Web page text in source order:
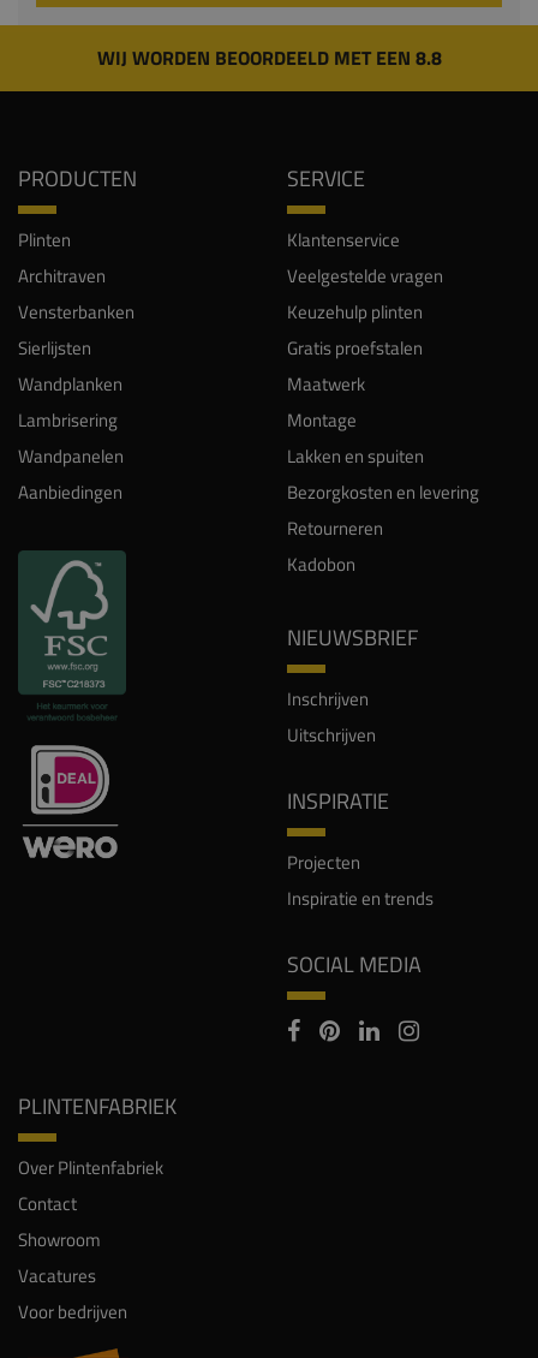
WIJ WORDEN BEOORDEELD MET EEN 8.8
PRODUCTEN
Plinten
Architraven
Vensterbanken
Sierlijsten
Wandplanken
Lambrisering
Wandpanelen
Aanbiedingen
SERVICE
Klantenservice
Veelgestelde vragen
Keuzehulp plinten
Gratis proefstalen
Maatwerk
Montage
Lakken en spuiten
Bezorgkosten en levering
Retourneren
Kadobon
NIEUWSBRIEF
Inschrijven
Uitschrijven
INSPIRATIE
Projecten
Inspiratie en trends
SOCIAL MEDIA
PLINTENFABRIEK
Over Plintenfabriek
Contact
Showroom
Vacatures
Voor bedrijven